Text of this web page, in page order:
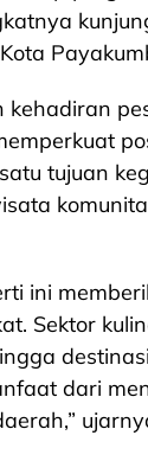
kehadiran
tujuan
ini
Sektor
dari